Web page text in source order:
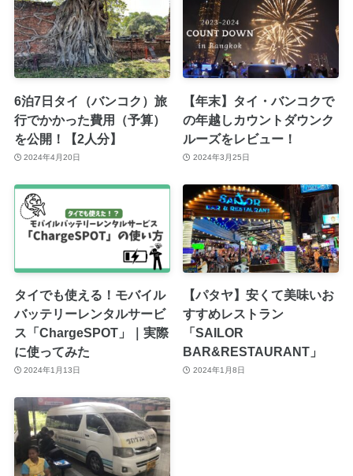
6泊7日タイ（バンコク）旅
行でかかった費用（予算）
を公開！【2人分】
2024年4月20日
【年末】タイ・バンコクで
の年越しカウントダウンク
ルーズをレビュー！
2024年3月25日
タイでも使える！モバイル
バッテリーレンタルサービ
ス「ChargeSPOT」｜実際
に使ってみた
2024年1月13日
【パタヤ】安くて美味いお
すすめレストラン
「SAILOR
BAR&RESTAURANT」
2024年1月8日